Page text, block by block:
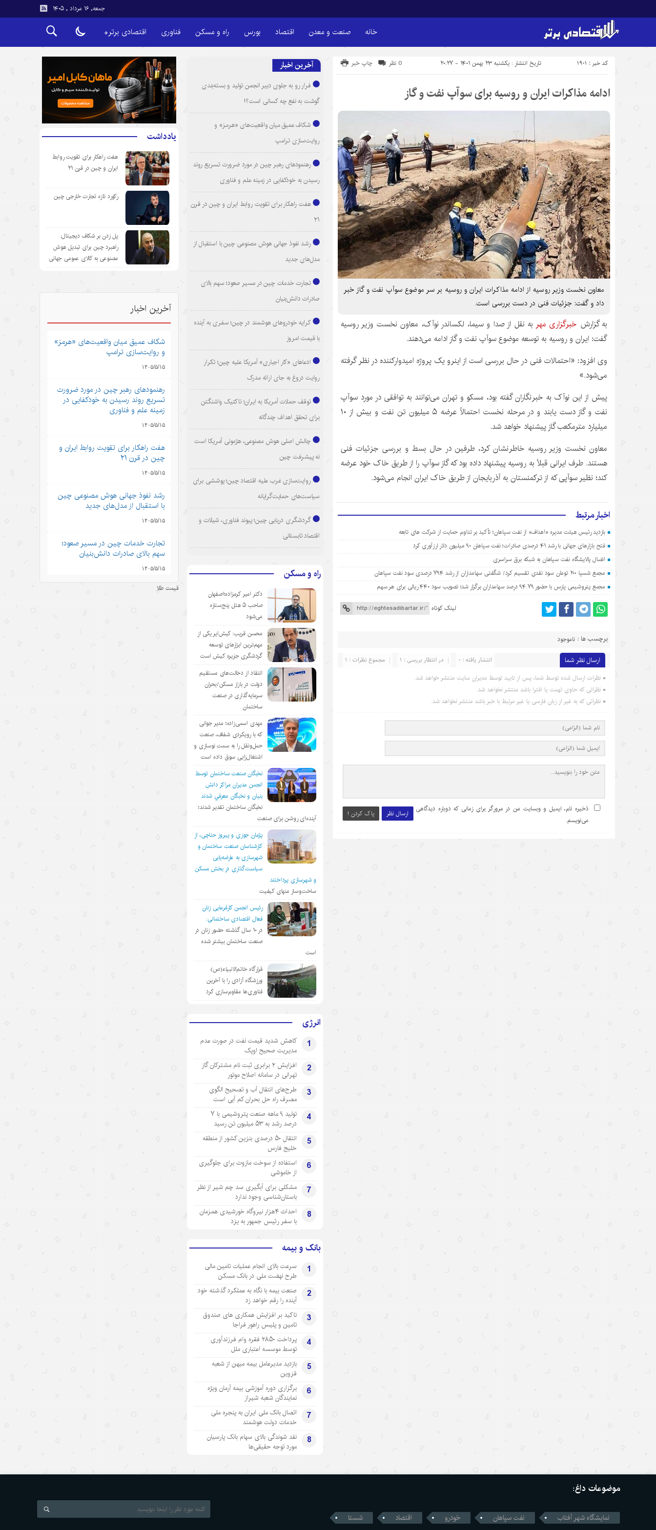
جمعه, ۱۶ مرداد , ۱۴۰۵
خانه صنعت و معدن اقتصاد بورس راه و مسکن فناوری اقتصادی برتر+
تاریخ انتشار : یکشنبه ۲۳ بهمن ۱۴۰۱ - ۲۰:۲۷ کد خبر : 1901 چاپ خبر 0 نظر
ادامه مذاکرات ایران و روسیه برای سوآپ نفت و گاز
معاون نخست وزیر روسیه از ادامه مذاکرات ایران و روسیه بر سر موضوع سوآپ نفت و گاز خبر
داد و گفت: جزئیات فنی در دست بررسی است.
به گزارش خبرگزاری مهر به نقل از صدا و سیما، لکساندر نوآک، معاون نخست وزیر روسیه
گفت: ایران و روسیه به توسعه موضوعسوآپنفت و گاز ادامه می‌دهند.
وی افزود: «احتمالات فنی در حال بررسی است از اینرو یک پروژه امیدوارکننده در نظر گرفته
می‌شود.»
پیش از این نوآکبه خبرنگاران گفته بود، مسکو و تهران می‌توانند به توافقی در موردسوآپ
نفت و گاز دست یابند و در مرحله نخست احتمالاً عرضه ۵ میلیون تن نفت و بیش از ۱۰
میلیارد مترمکعب گاز پیشنهاد خواهد شد.
معاون نخست وزیر روسیه خاطرنشان کرد، طرفین در حال بسط و بررسی جزئیات فنی
هستند. طرف ایرانی قبلاً به روسیه پیشنهاد داده بود که گازسوآپ را از طریق خاک خود عرضه
کند؛ نظیرسوآپیکه از ترکمنستان به آذربایجان از طریق خاک ایران انجام می‌شود.
اخبار مرتبط
بازدید رئیس هیئت مدیره «اهداف» از نفت سپاهان؛ تأکید بر تداوم حمایت از شرکت های تابعه
فتح بازارهای جهانی با رشد ۴۱ درصدی صادرات؛ نفت سپاهان ۹۰ میلیون دلار ارزآوری کرد
اتصال پالایشگاه نفت سپاهان به شبکه برق سراسری
مجمع شسپا ۲۰۰ تومان سود نقدی تقسیم کرد/ شگفتی سهامداران از رشد ۷۹۴ درصدی سود نفت سپاهان
مجمع پتروشیمی پارس با حضور ۹۴.۷۹ درصد سهامداران برگزار شد؛ تصویب سود ۴۴۰ ریالی برای هر سهم
لینک کوتاه
برچسب ها : ناموجود
ارسال نظر شما مجموع نظرات : 1 در انتظار بررسی : 1 انتشار یافته : 0
نظرات ارسال شده توسط شما، پس از تایید توسط مدیران سایت منتشر خواهد شد.
نظراتی که حاوی تهمت یا افترا باشد منتشر نخواهد شد.
نظراتی که به غیر از زبان فارسی یا غیر مرتبط با خبر باشد منتشر نخواهد شد.
ارسال نظر پاک کردن !
ذخیره نام، ایمیل و وبسایت من در مرورگر برای زمانی که دوباره دیدگاهی
می‌نویسم.
آخرین اخبار
فرار رو به جلوی دبیر انجمن تولید و بسته‌بندی
گوشت به نفع چه کسانی است؟!
شکاف عمیق میان واقعیت‌های «هرمز» و
روایت‌سازی ترامپ
رهنمودهای رهبر چین در مورد ضرورت تسریع روند
رسیدن به خودکفایی در زمینه علم و فناوری
هفت راهکار برای تقویت روابط ایران و چین در قرن
۲۱
رشد نفوذ جهانی هوش مصنوعی چین با استقبال از
مدل‌های جدید
تجارت خدمات چین در مسیر صعود؛ سهم بالای
صادرات دانش‌بنیان
کرایه خودروهای هوشمند در چین؛ سفری به آینده
با قیمت امروز
ادعاهای «کار اجباری» آمریکا علیه چین؛ تکرار
روایت دروغ به جای ارائه مدرک
توقف حملات آمریکا به ایران؛ تاکتیک واشنگتن
برای تحقق اهداف چندگانه
چالش اصلی هوش مصنوعی، هژمونی آمریکا است
نه پیشرفت چین
روایت‌سازی غرب علیه اقتصاد چین؛ پوششی برای
سیاست‌های حمایت‌گرایانه
گردشگری دریایی چین؛ پیوند فناوری، شیلات و
اقتصاد تابستانی
راه و مسکن
دکتر امیر کرمزاده؛اصفهان
صاحب ۵ هتل پنج‌ستاره
می‌شود
محسن قریب: کیش‌ایر یکی از
مهم‌ترین ابزارهای توسعه
گردشگری جزیره کیش است
انتقاد از دخالت‌های مستقیم
دولت در بازار مسکن/بحران
سرمایه‌گذاری در صنعت
ساختمان
مهدی اسمی‌زاده؛ مدیر جوانی
که با رویکردی شفاف، صنعت
حمل‌ونقل را به سمت نوسازی و
اشتغال‌زایی سوق داده است
نخبگان صنعت ساختمان توسط
انجمن مديران مراكز دانش
بنيان و نخبگان معرفي شدند
نخبگان ساختمان تقدیر شدند؛
آینده‌ای روشن برای صنعت
پژمان جوزی و پیروز حناچی، از
کارشناسان صنعت ساختمان و
شهرسازی به عارضه‌یابی
سیاست‌گذاری در بخش مسکن
و شهرسازی پرداختند
ساخت‌وساز منهای کیفیت
رئیس انجمن کارفرمایی زنان
فعال اقتصادی ساختمانی:
در ١٠ سال گذشته حضور زنان در
صنعت ساختمان بیشتر شده
است
قرارگاه خاتم‌الانبیاء(ص)
ورزشگاه آزادی را با آخرین
فناوری‌ها مقاوم‌سازی کرد
انرژی
1
کاهش شدید قیمت نفت در صورت عدم
مدیریت صحیح اوپک
2
افزایش ۲ برابری ثبت نام مشترکان گاز
تهرانی‌ در سامانه اصلاح موتور
3
طرح‌های انتقال آب و تصحیح الگوی
مصرف راه حل بحران کم آبی است
4
تولید ۹ ماهه صنعت پتروشیمی با ۷
درصد رشد به ۵۳ میلیون تن رسید
5
انتقال ۵۰ درصدی بنزین کشور از منطقه
خلیج فارس
6
استفاده از سوخت مازوت برای جلوگیری
از خاموشی
7
مشکلی برای آبگیری سد چم شیر از نظر
باستان‌شناسی وجود ندارد
8
احداث ۴هزار نیروگاه خورشیدی همزمان
با سفر رئیس جمهور به یزد
بانک و بیمه
1
سرعت بالای انجام عملیات تامین مالی
طرح نهضت ملی در بانک مسکن
2
صنعت بیمه با نگاه به عملکرد گذشته خود
آینده را رقم خواهد زد
3
تاکید بر افزایش همکاری های صندوق
تامین و پلیس راهور فراجا
4
پرداخت ۲۸۵۰ فقره وام فرزندآوری
توسط موسسه اعتباری ملل
5
بازدید مدیرعامل بیمه میهن از شعبه
قزوین
6
برگزاری دوره آموزشی بیمه آرمان ویژه
نمایندگان شعبه شیراز
7
اتصال بانک ملی ایران به پنجره ملی
خدمات دولت هوشمند
8
نقد شوندگی بالای سهام بانک پارسیان
مورد توجه حقیقی‌ها
یادداشت
هفت راهکار برای تقویت روابط
ایران و چین در قرن ۲۱
رکورد تازه تجارت خارجی چین
پل زدن بر شکاف دیجیتال:
راهبرد چین برای تبدیل هوش
مصنوعی به کالای عمومی جهانی
.
آخرین اخبار
شکاف عمیق میان واقعیت‌های «هرمز»
و روایت‌سازی ترامپ
۱۴۰۵/۵/۱۵
رهنمودهای رهبر چین در مورد ضرورت
تسریع روند رسیدن به خودکفایی در
زمینه علم و فناوری
۱۴۰۵/۵/۱۵
هفت راهکار برای تقویت روابط ایران و
چین در قرن ۲۱
۱۴۰۵/۵/۱۵
رشد نفوذ جهانی هوش مصنوعی چین
با استقبال از مدل‌های جدید
۱۴۰۵/۵/۱۵
تجارت خدمات چین در مسیر صعود؛
سهم بالای صادرات دانش‌بنیان
۱۴۰۵/۵/۱۵
کرایه خودروهای هوشمند در چین؛
رئیس‌جمهور اسلواکی: دستاوردهای
توسعه‌ای چین قابل تحسین است
قیمت طلا
موضوعات داغ:
نمایشگاه شهر آفتاب نفت سپاهان خودرو اقتصاد شستا